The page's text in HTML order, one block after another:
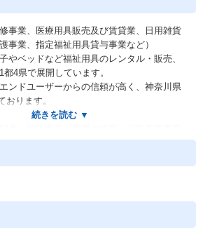
事業、医療用具販売及び賃貸業、日用雑貨
事業、指定福祉用具貸与事業など）
やベッドなど福祉用具のレンタル・販売、
4県で展開しています。
ンドユーザーからの信頼が高く、神奈川県
おります。
業、一般事務備品販売及び賃貸業、医療事
務、病・医院の経営コンサルティング業
県内に30店舗の薬局を展開し、本社のある
開。市内の利用者数はトップクラス。
が患者様に開発中の薬を投与して、効果や